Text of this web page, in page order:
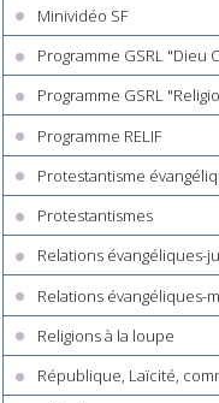
Minividéo SF
Programme GSRL "Dieu
Programme GSRL
Programme RELIF
Protestantisme
Protestantismes
Relations évangéliques-
Relations évangéliques-
Religions à la loupe
République, Laïcité,